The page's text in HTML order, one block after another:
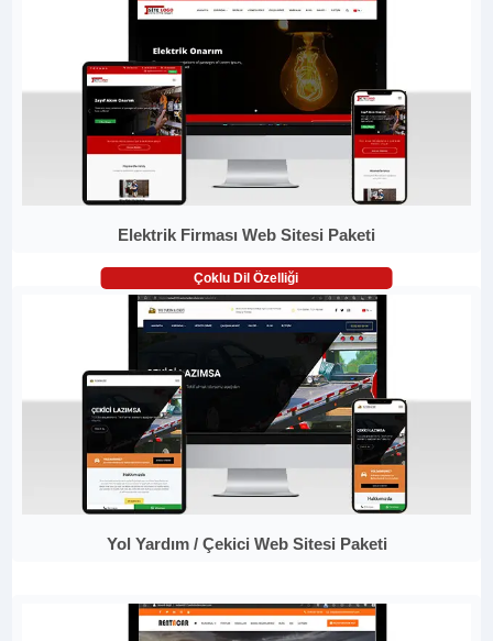
Elektrik Firması Web Sitesi Paketi
Çoklu Dil Özelliği
Yol Yardım / Çekici Web Sitesi Paketi